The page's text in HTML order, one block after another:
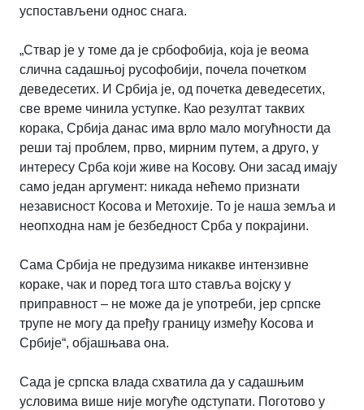
успостављени однос снага.
„Ствар је у томе да је србофобија, која је веома
слична садашњој русофобији, почела почетком
деведесетих. И Србија је, од почетка деведесетих,
све време чинила уступке. Као резултат таквих
корака, Србија данас има врло мало могућности да
реши тај проблем, прво, мирним путем, а друго, у
интересу Срба који живе на Косову. Они засад имају
само један аргумент: никада нећемо признати
независност Косова и Метохије. То је наша земља и
неопходна нам је безбедност Срба у покрајини.
Сама Србија не предузима никакве интензивне
кораке, чак и поред тога што ставља војску у
приправност – не може да је употреби, јер српске
трупе не могу да пређу границу између Косова и
Србије“, објашњава она.
Сада је српска влада схватила да у садашњим
условима више није могуће одступати. Поготово у